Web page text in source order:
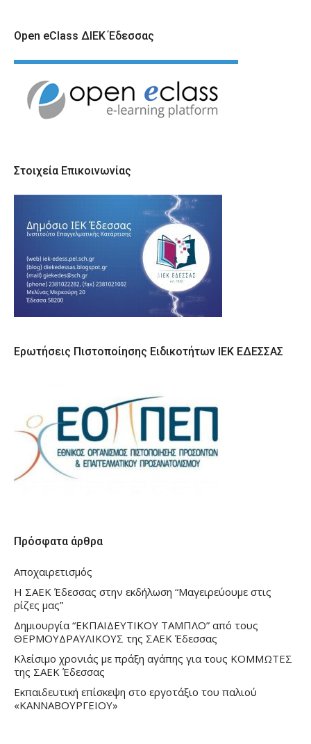
Open eClass ΔΙΕΚ Έδεσσας
Στοιχεία Επικοινωνίας
Ερωτήσεις Πιστοποίησης Ειδικοτήτων ΙΕΚ ΕΔΕΣΣΑΣ
Πρόσφατα άρθρα
Αποχαιρετισμός
Η ΣΑΕΚ Έδεσσας στην εκδήλωση “Μαγειρεύουμε στις
ρίζες μας”
Δημιουργία “ΕΚΠΑΙΔΕΥΤΙΚΟΥ ΤΑΜΠΛΟ” από τους
ΘΕΡΜΟΥΔΡΑΥΛΙΚΟΥΣ της ΣΑΕΚ Έδεσσας
Κλείσιμο χρονιάς με πράξη αγάπης για τους ΚΟΜΜΩΤΕΣ
της ΣΑΕΚ Έδεσσας
Εκπαιδευτική επίσκεψη στο εργοτάξιο του παλιού
«ΚΑΝΝΑΒΟΥΡΓΕΙΟΥ»